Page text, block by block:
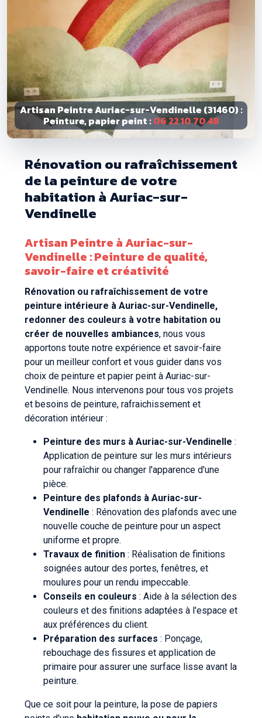
Artisan Peintre Auriac-sur-Vendinelle (31460) :
Peinture, papier peint :06 22 10 70 48
Rénovation ou rafraîchissement
de la peinture de votre
habitation à Auriac-sur-
Vendinelle
Artisan Peintre à Auriac-sur-
Vendinelle : Peinture de qualité,
savoir-faire et créativité
Rénovation ou rafraîchissement de votre
peinture intérieure à Auriac-sur-Vendinelle,
redonner des couleurs à votre habitation ou
créer de nouvelles ambiances, nous vous
apportons toute notre expérience et savoir-faire
pour un meilleur confort et vous guider dans vos
choix de peinture et papier peint à Auriac-sur-
Vendinelle. Nous intervenons pour tous vos projets
et besoins de peinture, rafraichissement et
décoration intérieur :
Peinture des murs à Auriac-sur-Vendinelle :
Application de peinture sur les murs intérieurs
pour rafraîchir ou changer l'apparence d'une
pièce.
Peinture des plafonds à Auriac-sur-
Vendinelle : Rénovation des plafonds avec une
nouvelle couche de peinture pour un aspect
uniforme et propre.
Travaux de finition : Réalisation de finitions
soignées autour des portes, fenêtres, et
moulures pour un rendu impeccable.
Conseils en couleurs : Aide à la sélection des
couleurs et des finitions adaptées à l'espace et
aux préférences du client.
Préparation des surfaces : Ponçage,
rebouchage des fissures et application de
primaire pour assurer une surface lisse avant la
peinture.
Que ce soit pour la peinture, la pose de papiers